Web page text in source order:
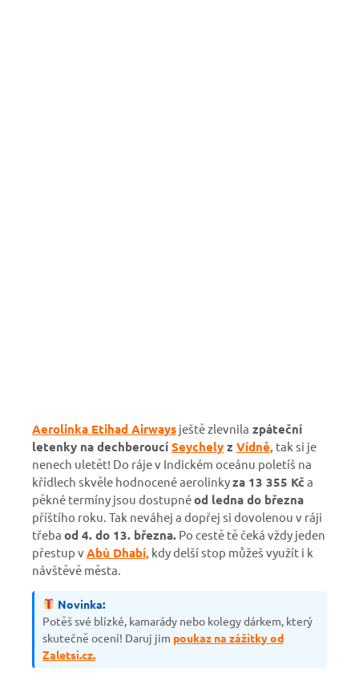
Aerolinka Etihad Airways ještě zlevnila zpáteční
letenky na dechberoucí Seychely z Vídně, tak si je
nenech uletět! Do ráje v Indickém oceánu poletíš na
křídlech skvěle hodnocené aerolinkyza 13 355 Kč a
pěkné termíny jsou dostupnéod ledna do března
příštího roku. Tak neváhej a dopřej si dovolenou v ráji
třeba od 4. do 13. března. Po cestě tě čeká vždy jeden
přestup v Abú Dhabí, kdy delší stop můžeš využít i k
návštěvě města.
Novinka:
Potěš své blízké, kamarády nebo kolegy dárkem, který
skutečně ocení! Daruj jim poukaz na zážitky od
Zaletsi.cz.